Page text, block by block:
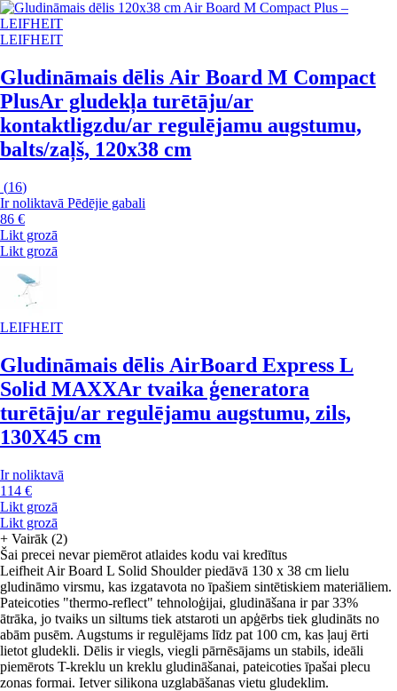
LEIFHEIT
Gludināmais dēlis Air Board M Compact
PlusAr gludekļa turētāju/ar
kontaktligzdu/ar regulējamu augstumu,
balts/zaļš, 120x38 cm
(16)
Ir noliktavā Pēdējie gabali
86 €
Likt grozā
Likt grozā
LEIFHEIT
Gludināmais dēlis AirBoard Express L
Solid MAXXAr tvaika ģeneratora
turētāju/ar regulējamu augstumu, zils,
130X45 cm
Ir noliktavā
114 €
Likt grozā
Likt grozā
+ Vairāk (2)
Šai precei nevar piemērot atlaides kodu vai kredītus
Leifheit Air Board L Solid Shoulder piedāvā 130 x 38 cm lielu
gludināmo virsmu, kas izgatavota no īpašiem sintētiskiem materiāliem.
Pateicoties "thermo-reflect" tehnoloģijai, gludināšana ir par 33%
ātrāka, jo tvaiks un siltums tiek atstaroti un apģērbs tiek gludināts no
abām pusēm. Augstums ir regulējams līdz pat 100 cm, kas ļauj ērti
lietot gludekli. Dēlis ir viegls, viegli pārnēsājams un stabils, ideāli
piemērots T-kreklu un kreklu gludināšanai, pateicoties īpašai plecu
zonas formai. Ietver silikona uzglabāšanas vietu gludeklim.